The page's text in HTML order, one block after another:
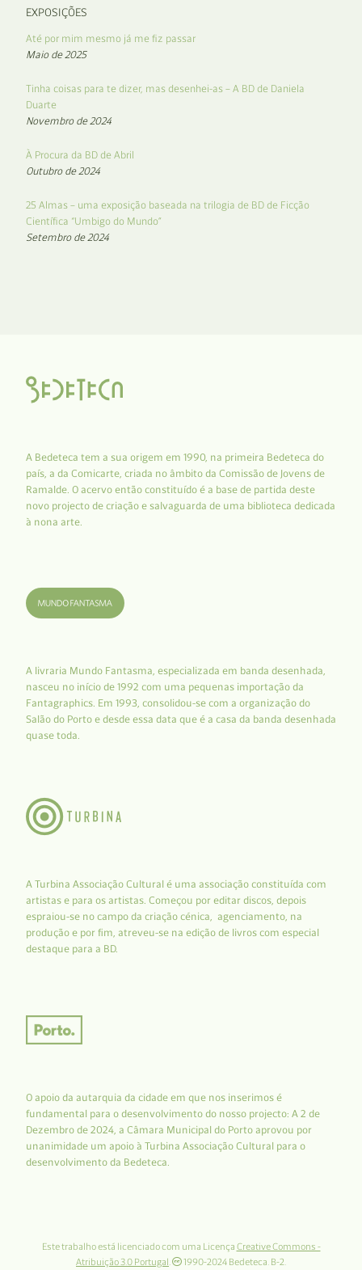
EXPOSIÇÕES
Até por mim mesmo já me fiz passar
Maio de 2025
Tinha coisas para te dizer, mas desenhei-as – A BD de Daniela
Duarte
Novembro de 2024
À Procura da BD de Abril
Outubro de 2024
25 Almas – uma exposição baseada na trilogia de BD de Ficção
Científica “Umbigo do Mundo”
Setembro de 2024
A Bedeteca tem a sua origem em 1990, na primeira Bedeteca do
país, a da Comicarte, criada no âmbito da Comissão de Jovens de
Ramalde. O acervo então constituído é a base de partida deste
novo projecto de criação e salvaguarda de uma biblioteca dedicada
à nona arte.
A livraria Mundo Fantasma, especializada em banda desenhada,
nasceu no início de 1992 com uma pequenas importação da
Fantagraphics. Em 1993, consolidou-se com a organização do
Salão do Porto e desde essa data que é a casa da banda desenhada
quase toda.
A Turbina Associação Cultural é uma associação constituída com
artistas e para os artistas. Começou por editar discos, depois
espraiou-se no campo da criação cénica, agenciamento, na
produção e por fim, atreveu-se na edição de livros com especial
destaque para a BD.
O apoio da autarquia da cidade em que nos inserimos é
fundamental para o desenvolvimento do nosso projecto: A 2 de
Dezembro de 2024, a Câmara Municipal do Porto aprovou por
unanimidade um apoio à Turbina Associação Cultural para o
desenvolvimento da Bedeteca.
Este trabalho está licenciado com uma Licença Creative Commons -
Atribuição 3.0 Portugal. 1990-2024 Bedeteca. B-2.